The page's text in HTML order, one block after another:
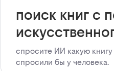
поиск книг с
спросите ИИ какую книгу
спросили бы у человека.